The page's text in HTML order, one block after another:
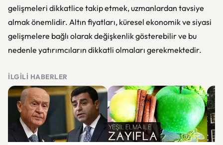
gelişmeleri dikkatlice takip etmek, uzmanlardan tavsiye
almak önemlidir. Altın fiyatları, küresel ekonomik ve siyasi
gelişmelere bağlı olarak değişkenlik gösterebilir ve bu
nedenle yatırımcıların dikkatli olmaları gerekmektedir.
İLGILI HABERLER